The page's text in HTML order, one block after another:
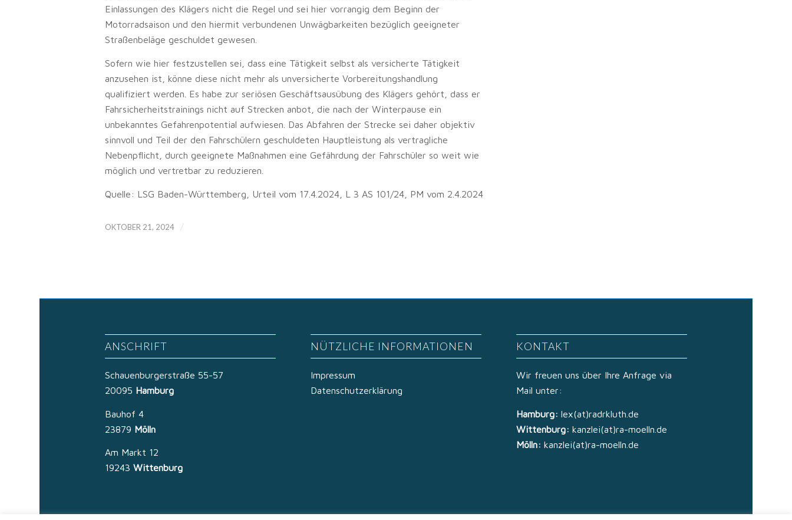
Einlassungen des Klägers nicht die Regel und sei hier vorrangig dem Beginn der
Motorradsaison und den hiermit verbundenen Unwägbarkeiten bezüglich geeigneter
Straßenbeläge geschuldet gewesen.
Sofern wie hier festzustellen sei, dass eine Tätigkeit selbst als versicherte Tätigkeit
anzusehen ist, könne diese nicht mehr als unversicherte Vorbereitungshandlung
qualifiziert werden. Es habe zur seriösen Geschäftsausübung des Klägers gehört, dass er
Fahrsicherheitstrainings nicht auf Strecken anbot, die nach der Winterpause ein
unbekanntes Gefahrenpotential aufwiesen. Das Abfahren der Strecke sei daher objektiv
sinnvoll und Teil der den Fahrschülern geschuldeten Hauptleistung als vertragliche
Nebenpflicht, durch geeignete Maßnahmen eine Gefährdung der Fahrschüler so weit wie
möglich und vertretbar zu reduzieren.
Quelle: LSG Baden-Württemberg, Urteil vom 17.4.2024, L 3 AS 101/24, PM vom 2.4.2024
OKTOBER 21, 2024 /
ANSCHRIFT
Schauenburgerstraße 55-57
20095 Hamburg
Bauhof 4
23879 Mölln
Am Markt 12
19243 Wittenburg
NÜTZLICHE INFORMATIONEN
Impressum
Datenschutzerklärung
KONTAKT
Wir freuen uns über Ihre Anfrage via
Mail unter:
Hamburg: lex(at)radrkluth.de
Wittenburg: kanzlei(at)ra-moelln.de
Mölln: kanzlei(at)ra-moelln.de